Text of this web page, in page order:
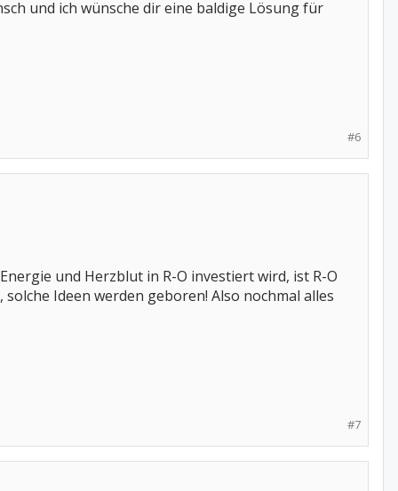
und ich wünsche dir eine baldige Lösung für
#6
und Herzblut in R-O investiert wird, ist R-O
Ideen werden geboren! Also nochmal alles
#7